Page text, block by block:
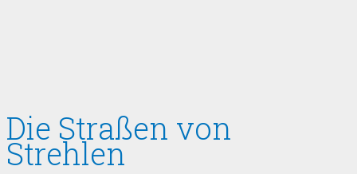
Die Straßen von
Strehlen